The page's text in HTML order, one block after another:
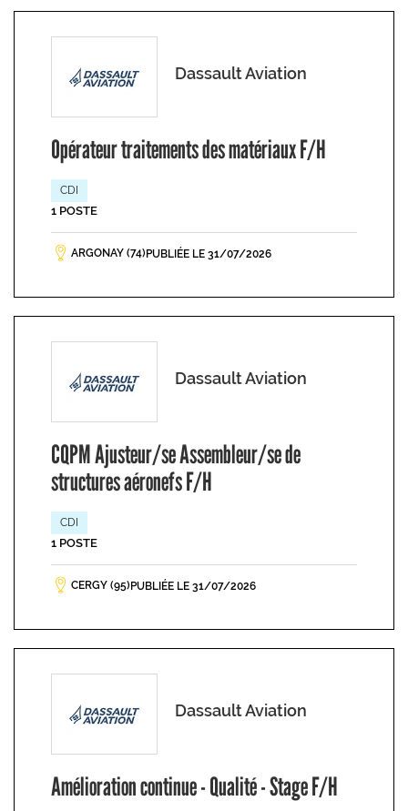
Dassault Aviation
Opérateur traitements des matériaux F/H
CDI
1 POSTE
ARGONAY (74) PUBLIÉE LE 31/07/2026
Dassault Aviation
CQPM Ajusteur/se Assembleur/se de
structures aéronefs F/H
CDI
1 POSTE
CERGY (95) PUBLIÉE LE 31/07/2026
Dassault Aviation
Amélioration continue - Qualité - Stage F/H